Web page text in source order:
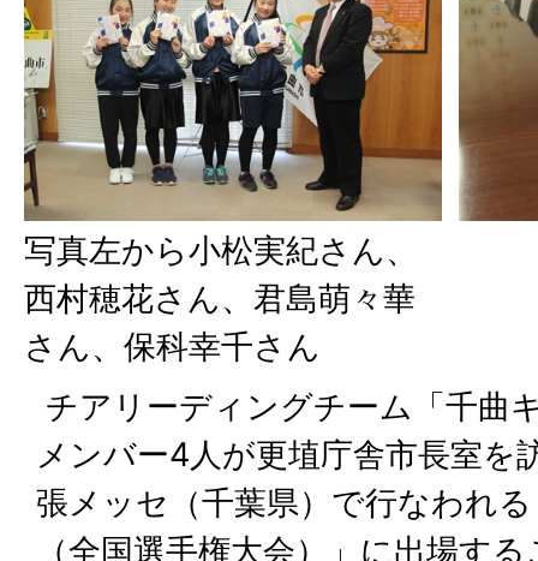
写真左から小松実紀さん、
西村穂花さん、君島萌々華
さん、保科幸千さん
チアリーディングチーム「千曲
メンバー4人が更埴庁舎市長室を
張メッセ（千葉県）で行なわれ
（全国選手権大会）」に出場す